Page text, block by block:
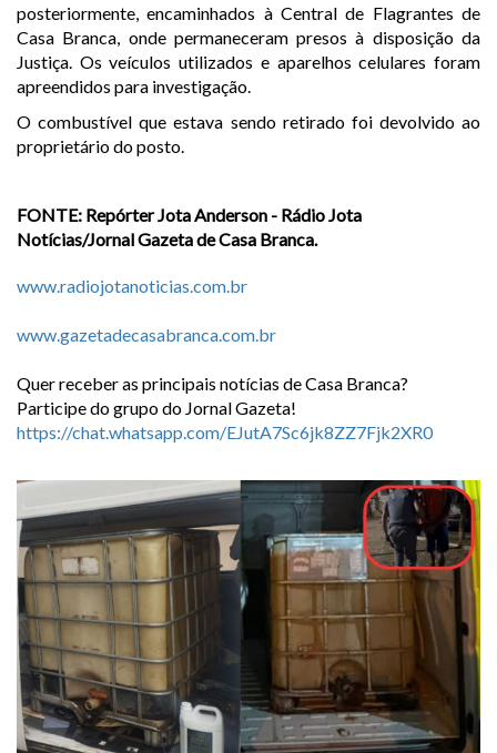
posteriormente, encaminhados à Central de Flagrantes de
Casa Branca , onde permaneceram presos à disposição da
Justiça. Os veículos utilizados e aparelhos celulares foram
apreendidos para investigação.
O combustível que estava sendo retirado foi devolvido ao
proprietário do posto.
FONTE: Repórter Jota Anderson - Rádio Jota
Notícias/Jornal Gazeta de Casa Branca.
www.radiojotanoticias.com.br
www.gazetadecasabranca.com.br
Quer receber as principais notícias de Casa Branca?
Participe do grupo do Jornal Gazeta!
https://chat.whatsapp.com/EJutA7Sc6jk8ZZ7Fjk2XR0